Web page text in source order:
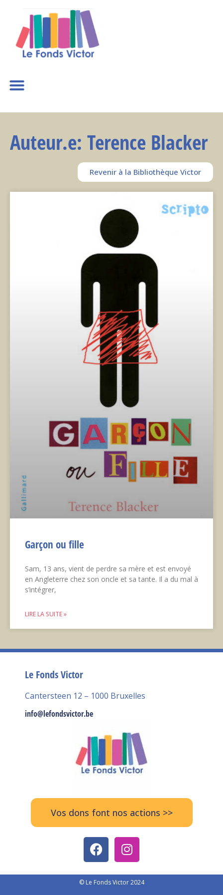
Auteur.e: Terence Blacker
Revenir à la Bibliothèque Victor
Garçon ou fille
Sam, 13 ans, vient de perdre sa mère et est envoyé
en Angleterre chez son oncle et sa tante. Il a du mal à
s’intégrer,
LIRE LA SUITE »
Le Fonds Victor
Cantersteen 12 – 1000 Bruxelles
info@lefondsvictor.be
Vos dons font nos actions >>
© Le Fonds Victor 2024